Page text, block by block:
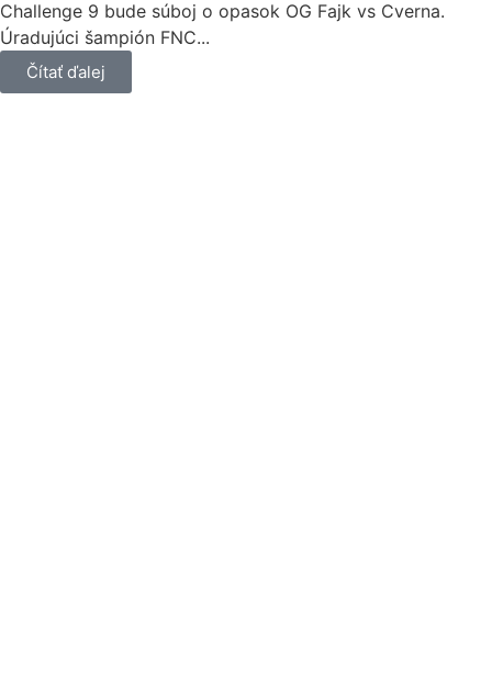
Challenge 9 bude súboj o opasok OG Fajk vs Cverna.
Úradujúci šampión FNC...
Čítať ďalej